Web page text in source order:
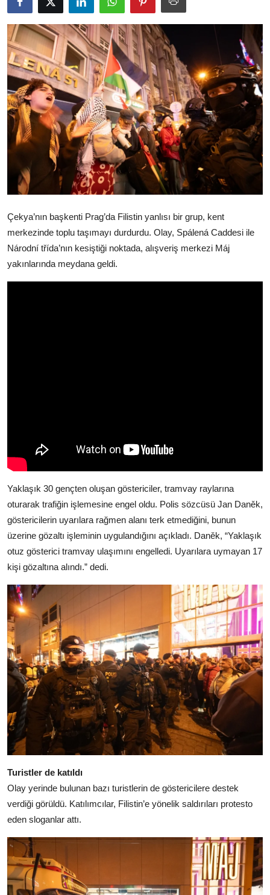
Resmi Reklamlar
Çekya’nın başkenti Prag’da Filistin yanlısı bir grup, kent
merkezinde toplu taşımayı durdurdu. Olay, Spálená Caddesi ile
Národní třída’nın kesiştiği noktada, alışveriş merkezi Máj
yakınlarında meydana geldi.
Yaklaşık 30 gençten oluşan göstericiler, tramvay raylarına
oturarak trafiğin işlemesine engel oldu. Polis sözcüsü Jan Daněk,
göstericilerin uyarılara rağmen alanı terk etmediğini, bunun
üzerine gözaltı işleminin uygulandığını açıkladı. Daněk, “Yaklaşık
otuz gösterici tramvay ulaşımını engelledi. Uyarılara uymayan 17
kişi gözaltına alındı.” dedi.
Turistler de katıldı
Olay yerinde bulunan bazı turistlerin de göstericilere destek
verdiği görüldü. Katılımcılar, Filistin’e yönelik saldırıları protesto
eden sloganlar attı.